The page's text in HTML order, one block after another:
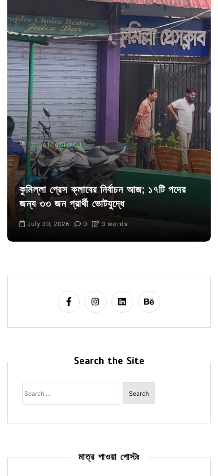
a
v
i
g
a
t
i
o
n
In Uncategorized
কুমিল্লা প্রেস ক্লাবের নির্বাচন আজ; ১৭টি পদের
জন্য ৩৩ জন প্রার্থী ভোটযুদ্ধে
July 30, 2026 0 3 words
Search the Site
Search
for:
মাত্র পাওয়া পোস্টঃ